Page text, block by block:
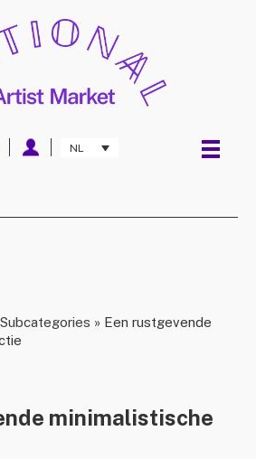
NL
Subcategories » Een rustgevende
minimalistische